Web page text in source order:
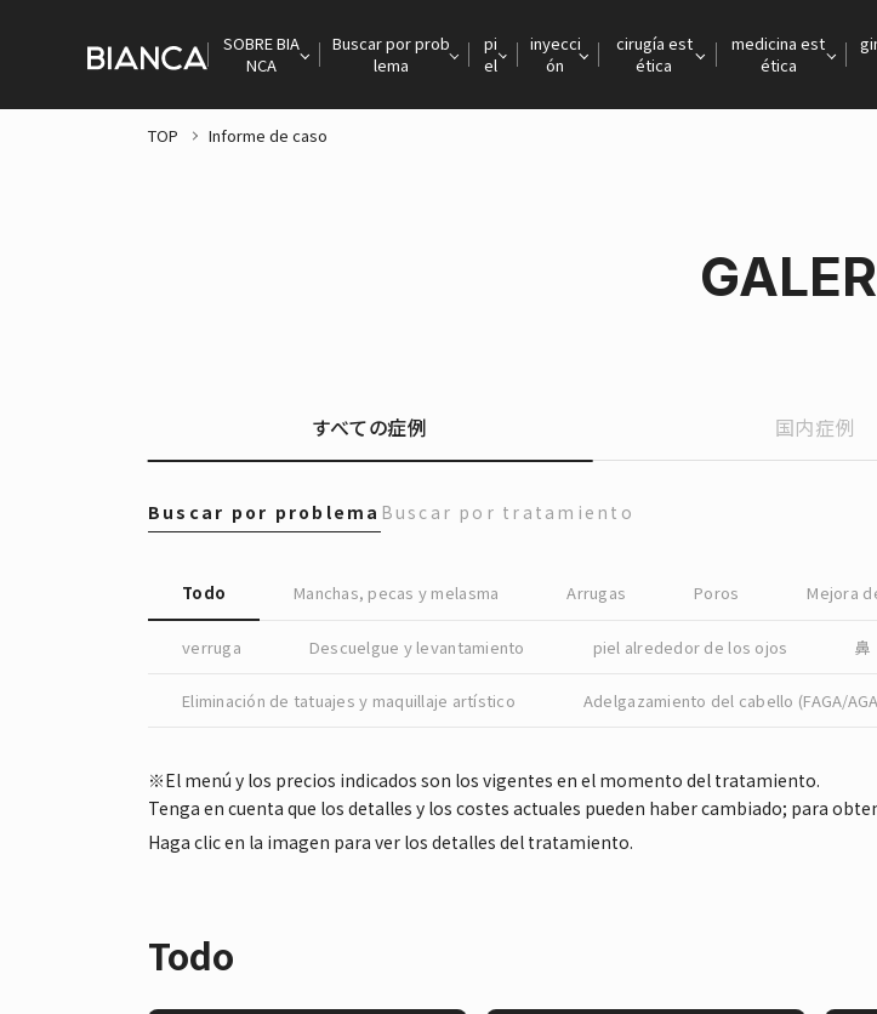
SOBRE BIA
NCA
Buscar por prob
lema
pi
el
inyecci
ón
cirugía est
ética
medicina est
ética
TOP Informe de caso
すべての症例 国内症例
Buscar por problema Buscar por tratamiento
Todo Manchas, pecas y melasma Arrugas Poros Mejora
verruga Descuelgue y levantamiento piel alrededor de los ojos 鼻
Eliminación de tatuajes y maquillaje artístico Adelgazamiento del cabello (FAGA/
※El menú y los precios indicados son los vigentes en el momento del tratamiento.
Tenga en cuenta que los detalles y los costes actuales pueden haber cambiado; para
Haga clic en la imagen para ver los detalles del tratamiento.
Todo